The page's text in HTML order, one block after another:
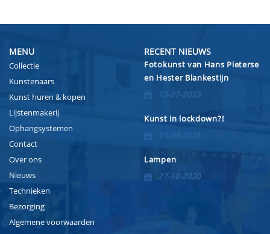
MENU
Collectie
Kunstenaars
Kunst huren & kopen
Lijstenmakerij
Ophangsystemen
Contact
Over ons
Nieuws
Technieken
Bezorging
Algemene voorwaarden
RECENT NIEUWS
Fotokunst van Hans Pieterse
en Hester Blankestijn
15-07-2023
Kunst in lockdown?!
15-03-2021
Lampen
27-10-2020